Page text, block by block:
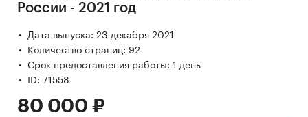
России - 2021 год
Дата выпуска: 23 декабря 2021
Количество страниц: 92
Срок предоставления работы: 1 день
ID: 71558
80 000 ₽